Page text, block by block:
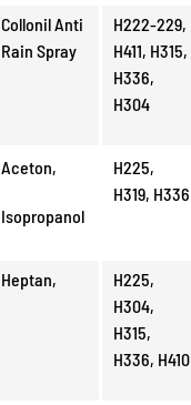
Collonil Anti
Rain Spray
H222-229,
H411, H315,
H336,
H304
Aceton,
Isopropanol
H225,
H319, H336
Heptan,
H225,
H304,
H315,
H336, H410